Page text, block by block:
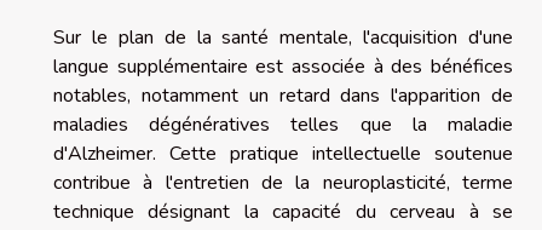
Sur le plan de la santé mentale, l'acquisition d'une
langue supplémentaire est associée à des bénéfices
notables, notamment un retard dans l'apparition de
maladies dégénératives telles que la maladie
d'Alzheimer. Cette pratique intellectuelle soutenue
contribue à l'entretien de la neuroplasticité, terme
technique désignant la capacité du cerveau à se